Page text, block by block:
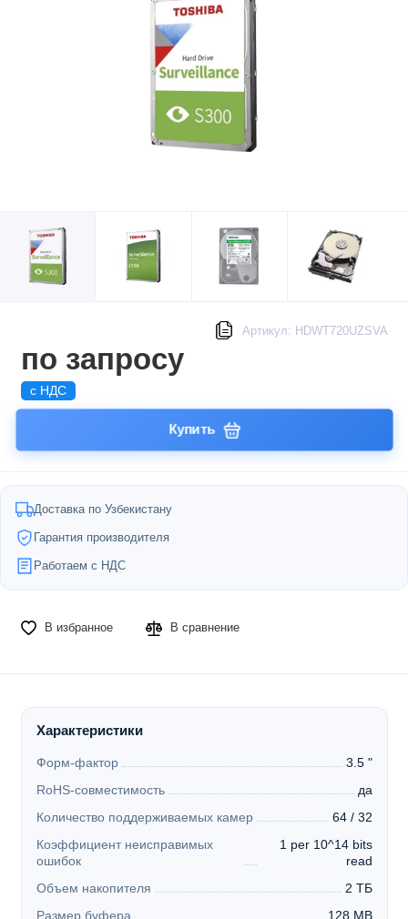
Артикул: HDWT720UZSVA
по запросу
с НДС
Купить
Доставка по Узбекистану
Гарантия производителя
Работаем с НДС
В избранное В сравнение
Характеристики
Форм-фактор
3.5 "
RoHS-совместимость
да
Количество поддерживаемых камер
64 / 32
Коэффициент неисправимых
ошибок
1 per 10^14 bits
read
Объем накопителя
2 ТБ
Размер буфера
128 MB